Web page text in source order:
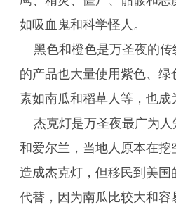
如吸血鬼和科学怪人。
黑色和橙色是万圣夜的
的产品也大量使用紫色、绿
素如南瓜和稻草人等，也成
杰克灯是万圣夜最广为
和爱尔兰，当地人原本在挖
造成杰克灯，但移民到美国
代替，因为南瓜比较大和容